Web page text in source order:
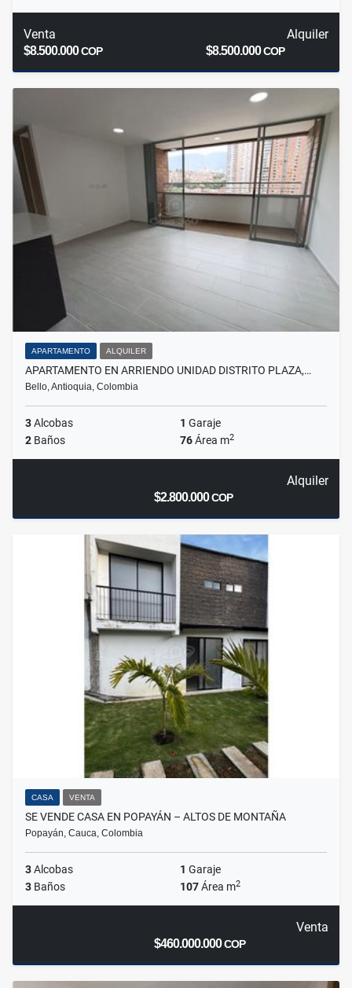
Venta
$8.500.000COP
Alquiler
$8.500.000COP
APARTAMENTO ALQUILER
APARTAMENTO EN ARRIENDO UNIDAD DISTRITO PLAZA,…
Bello, Antioquia, Colombia
3Alcobas 1 Garaje
2 Baños 76Área m2
Alquiler
$2.800.000COP
CASA VENTA
SE VENDE CASA EN POPAYÁN – ALTOS DE MONTAÑA
Popayán, Cauca, Colombia
3Alcobas 1 Garaje
3 Baños 107Área m2
Venta
$460.000.000COP